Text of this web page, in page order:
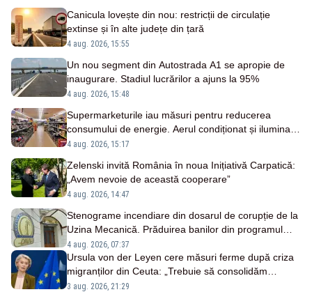
Canicula lovește din nou: restricții de circulație
extinse și în alte județe din țară
4 aug. 2026, 15:55
Un nou segment din Autostrada A1 se apropie de
inaugurare. Stadiul lucrărilor a ajuns la 95%
4 aug. 2026, 15:48
Supermarketurile iau măsuri pentru reducerea
consumului de energie. Aerul condiționat și iluminatul
vor fi limitate
4 aug. 2026, 15:17
Zelenski invită România în noua Inițiativă Carpatică:
„Avem nevoie de această cooperare”
4 aug. 2026, 14:47
Stenograme incendiare din dosarul de corupție de la
Uzina Mecanică. Prăduirea banilor din programul
SAFE, interceptată de DNA
4 aug. 2026, 07:37
Ursula von der Leyen cere măsuri ferme după criza
migranților din Ceuta: „Trebuie să consolidăm
frontierele UE”
3 aug. 2026, 21:29